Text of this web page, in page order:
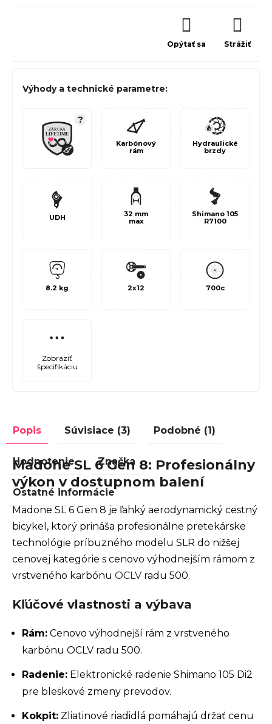
Opýtať sa Strážiť
Výhody a technické parametre:
?
Karbónový
rám
Hydraulické
brzdy
UDH
32 mm
max
Shimano 105
R7100
8.2 kg 2x12 700c
Zobraziť
špecifikáciu
Popis Súvisiace (3) Podobné (1)
Hodnotenie Značka
Ostatné informácie
Madone SL 6 Gen 8: Profesionálny
výkon v dostupnom balení
Madone SL 6 Gen 8 je ľahký aerodynamický cestný
bicykel, ktorý prináša profesionálne pretekárske
technológie príbuzného modelu SLR do nižšej
cenovej kategórie s cenovo výhodnejším rámom z
vrstveného karbónu OCLV radu 500.
Kľúčové vlastnosti a výbava
Rám: Cenovo výhodnejší rám z vrstveného
karbónu OCLV radu 500.
Radenie: Elektronické radenie Shimano 105 Di2
pre bleskové zmeny prevodov.
Kokpit: Zliatinové riadidlá pomáhajú držať cenu